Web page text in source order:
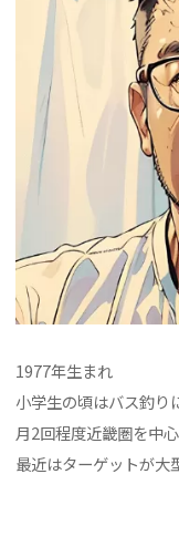
1977年生まれ
小学生の頃はバス釣り
月2回程度近畿圏を中
最近はターゲットが大